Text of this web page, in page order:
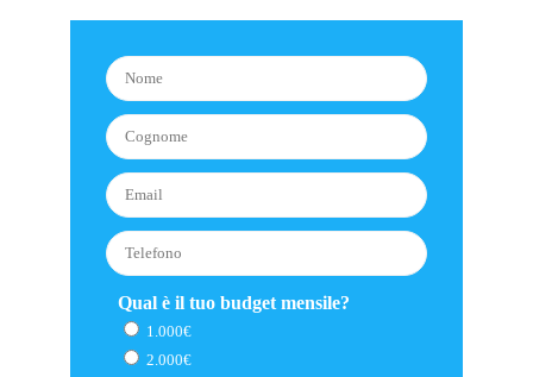
Qual è il tuo budget mensile?
1.000€
2.000€